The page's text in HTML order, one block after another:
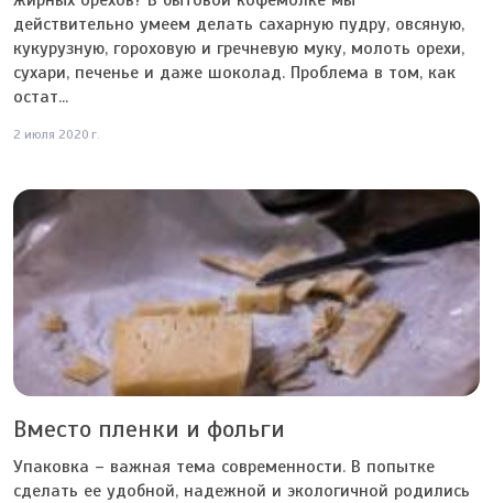
действительно умеем делать сахарную пудру, овсяную,
кукурузную, гороховую и гречневую муку, молоть орехи,
сухари, печенье и даже шоколад. Проблема в том, как
остат...
2 июля 2020 г.
Вместо пленки и фольги
Упаковка – важная тема современности. В попытке
сделать ее удобной, надежной и экологичной родились